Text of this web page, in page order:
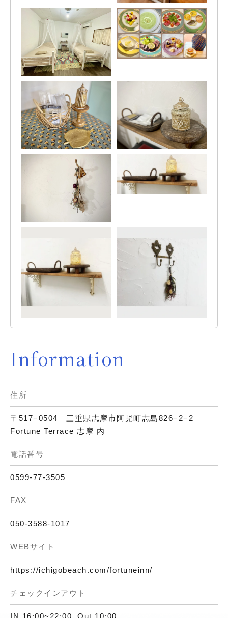
Information
住所
〒517−0504 三重県志摩市阿児町志島826−2−2
Fortune Terrace 志摩 内
電話番号
0599-77-3505
FAX
050-3588-1017
WEBサイト
https://ichigobeach.com/fortuneinn/
チェックインアウト
IN 16:00~22:00. Out 10:00